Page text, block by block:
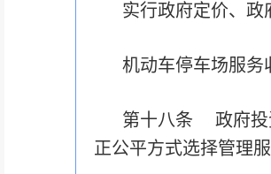
实行政府定价、
机动车停车场服务
第十八条 政府投
正公平方式选择管理